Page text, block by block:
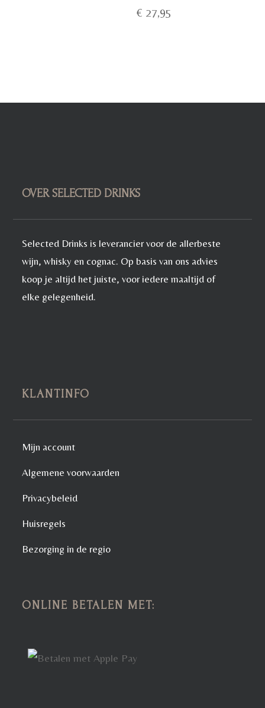
€ 27,95
OVER SELECTED DRINKS
Selected Drinks is leverancier voor de allerbeste
wijn, whisky en cognac. Op basis van ons advies
koop je altijd het juiste, voor iedere maaltijd of
elke gelegenheid.
KLANTINFO
Mijn account
Algemene voorwaarden
Privacybeleid
Huisregels
Bezorging in de regio
ONLINE BETALEN MET: